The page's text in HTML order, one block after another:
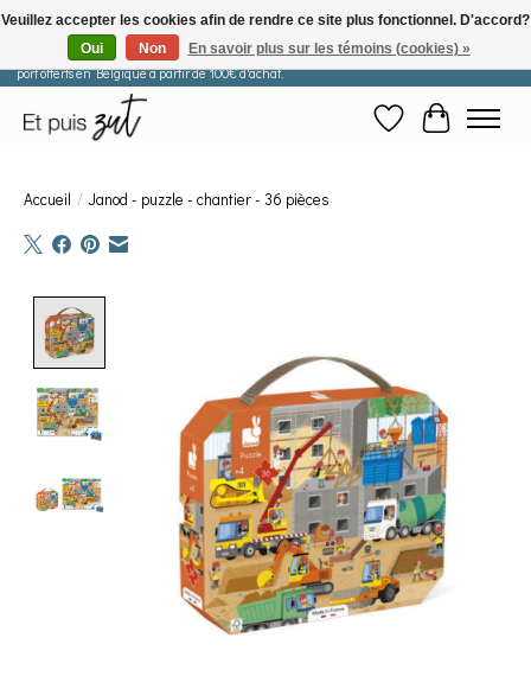
Les commandes passées après le 29 juillet seront expédiées à partir du 11 août. Frais de
port offerts en Belgique à partir de 100€ d'achat.
Liste de souhaits
Panier
Accueil / Janod - puzzle - chantier - 36 pièces
Veuillez accepter les cookies afin de rendre ce site plus fonctionnel. D'accord?
Oui
Non En savoir plus sur les témoins (cookies) »